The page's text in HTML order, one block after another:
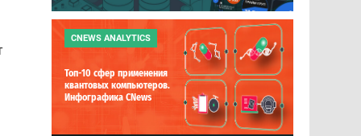
CNEWS ANALYTICS
Топ-10 сфер применения
квантовых компьютеров.
Инфографика CNews